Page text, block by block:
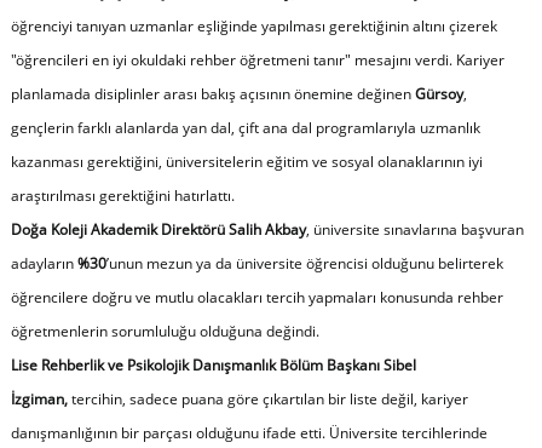
öğrenciyi tanıyan uzmanlar eşliğinde yapılması gerektiğinin altını çizerek
"öğrencileri en iyi okuldaki rehber öğretmeni tanır" mesajını verdi. Kariyer
planlamada disiplinler arası bakış açısının önemine değinenGürsoy,
gençlerin farklı alanlarda yan dal, çift ana dal programlarıyla uzmanlık
kazanması gerektiğini, üniversitelerin eğitim ve sosyal olanaklarının iyi
araştırılması gerektiğini hatırlattı.
Doğa Koleji Akademik Direktörü Salih Akbay, üniversite sınavlarına başvuran
adayların%30’unun mezun ya da üniversite öğrencisi olduğunu belirterek
öğrencilere doğru ve mutlu olacakları tercih yapmaları konusunda rehber
öğretmenlerin sorumluluğu olduğuna değindi.
Lise Rehberlik ve Psikolojik Danışmanlık Bölüm Başkanı Sibel
İzgiman,tercihin, sadece puana göre çıkartılan bir liste değil, kariyer
danışmanlığının bir parçası olduğunu ifade etti. Üniversite tercihlerinde